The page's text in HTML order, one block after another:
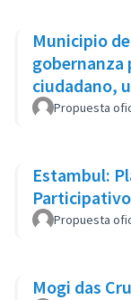
Municipio
ciudadano,
Propuesta
Estambul:
Propuesta
Mogi das